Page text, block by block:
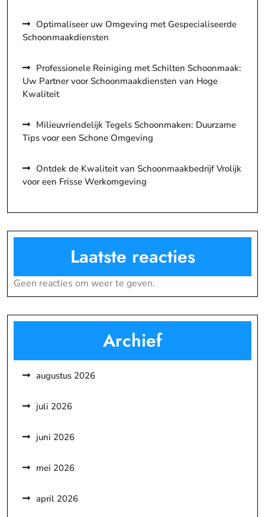
Optimaliseer uw Omgeving met Gespecialiseerde
Schoonmaakdiensten
Professionele Reiniging met Schilten Schoonmaak:
Uw Partner voor Schoonmaakdiensten van Hoge
Kwaliteit
Milieuvriendelijk Tegels Schoonmaken: Duurzame
Tips voor een Schone Omgeving
Ontdek de Kwaliteit van Schoonmaakbedrijf Vrolijk
voor een Frisse Werkomgeving
Laatste reacties
Geen reacties om weer te geven.
Archief
augustus 2026
juli 2026
juni 2026
mei 2026
april 2026